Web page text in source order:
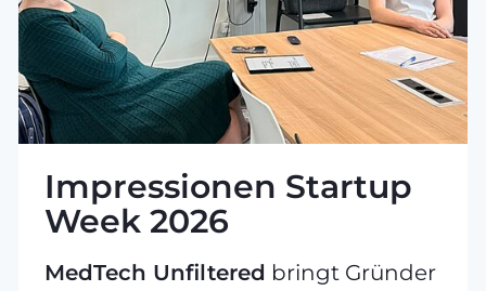
Impressionen Startup
Week 2026
MedTech Unfiltered bringt Gründer